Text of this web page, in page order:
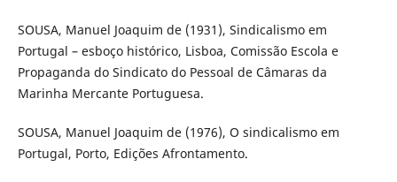
SOUSA, Manuel Joaquim de (1931), Sindicalismo em
Portugal – esboço histórico, Lisboa, Comissão Escola e
Propaganda do Sindicato do Pessoal de Câmaras da
Marinha Mercante Portuguesa.
SOUSA, Manuel Joaquim de (1976), O sindicalismo em
Portugal, Porto, Edições Afrontamento.